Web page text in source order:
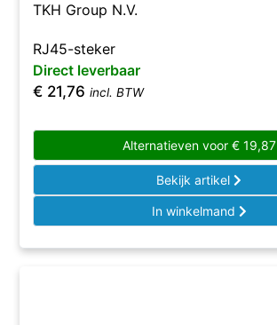
TKH Group N.V.
RJ45-steker
Direct leverbaar
€ 21,76 incl. BTW
Alternatieven voor €19,87
Bekijk artikel
In winkelmand